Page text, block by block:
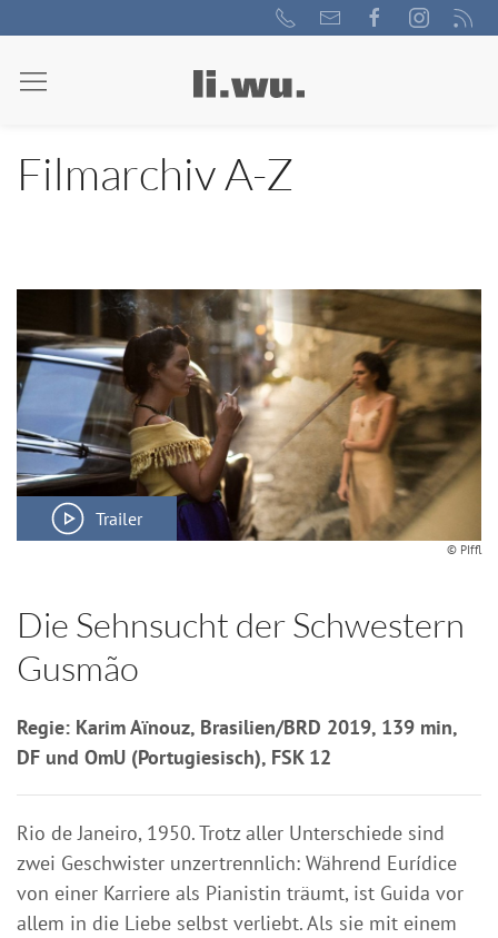
Filmarchiv A-Z
Trailer
© PIffl
Die Sehnsucht der Schwestern
Gusmão
Regie: Karim Aïnouz, Brasilien/BRD 2019, 139 min,
DF und OmU (Portugiesisch), FSK 12
Rio de Janeiro, 1950. Trotz aller Unterschiede sind
zwei Geschwister unzertrennlich: Während Eurídice
von einer Karriere als Pianistin träumt, ist Guida vor
allem in die Liebe selbst verliebt. Als sie mit einem